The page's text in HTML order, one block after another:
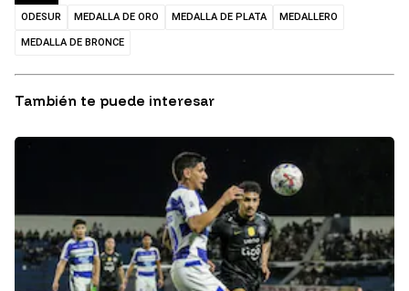
ODESUR MEDALLA DE ORO MEDALLA DE PLATA MEDALLERO
MEDALLA DE BRONCE
También te puede interesar